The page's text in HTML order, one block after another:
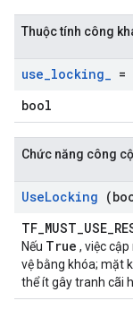
Thuộc tính công
use_locking_ =
bool
Chức năng công
UseLocking
Nếu True , việc
vệ bằng khóa; mặt
thể ít gây tranh cãi